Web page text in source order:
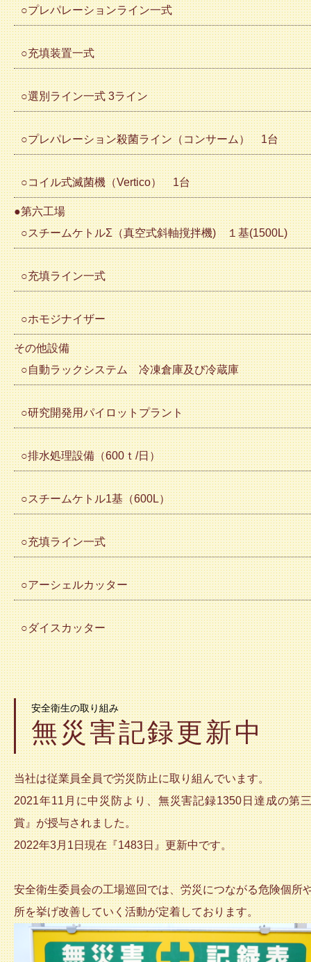
○プレパレーションライン一式
○充填装置一式
○選別ライン一式 3ライン
○プレパレーション殺菌ライン（コンサーム） 1台
○コイル式滅菌機（Vertico） 1台
●第六工場
○スチームケトルΣ（真空式斜軸撹拌機) １基(1500L)
○充填ライン一式
○ホモジナイザー
その他設備
○自動ラックシステム 冷凍倉庫及び冷蔵庫
○研究開発用パイロットプラント
○排水処理設備（600ｔ/日）
○スチームケトル1基（600L）
○充填ライン一式
○アーシェルカッター
○ダイスカッター
安全衛生の取り組み
無災害記録更新中
当社は従業員全員で労災防止に取り組んでいます。
2021年11月に中災防より、無災害記録1350日達成の第
賞』が授与されました。
2022年3月1日現在『1483日』更新中です。
安全衛生委員会の工場巡回では、労災につながる危険個所
所を挙げ改善していく活動が定着しております。